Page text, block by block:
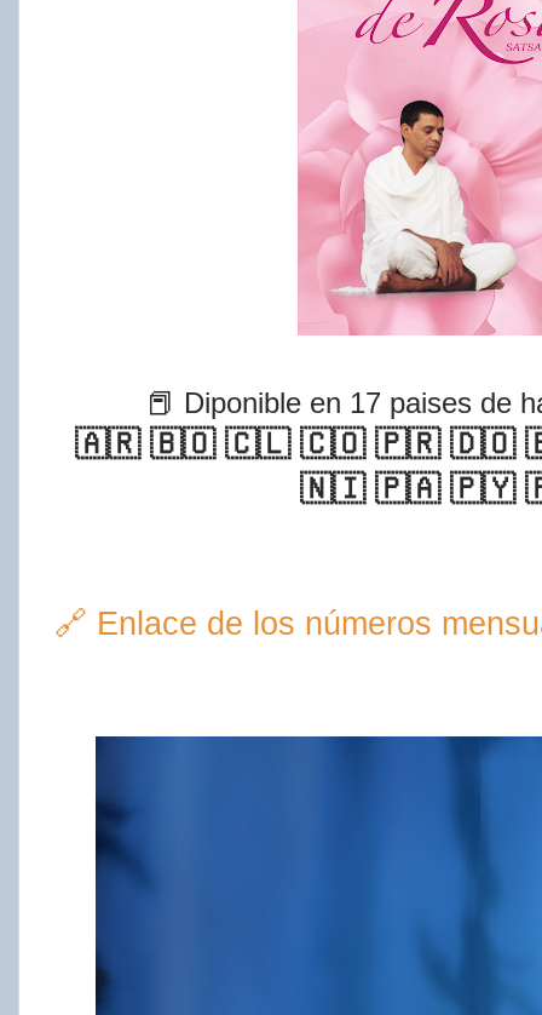
📕 Diponible en 17 paises
🇦🇷 🇧🇴 🇨🇱 🇨🇴 🇵🇷 🇩🇴
🇳🇮 🇵🇦 🇵🇾
🔗 Enlace de los números